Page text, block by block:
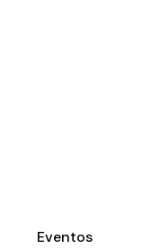
Eventos